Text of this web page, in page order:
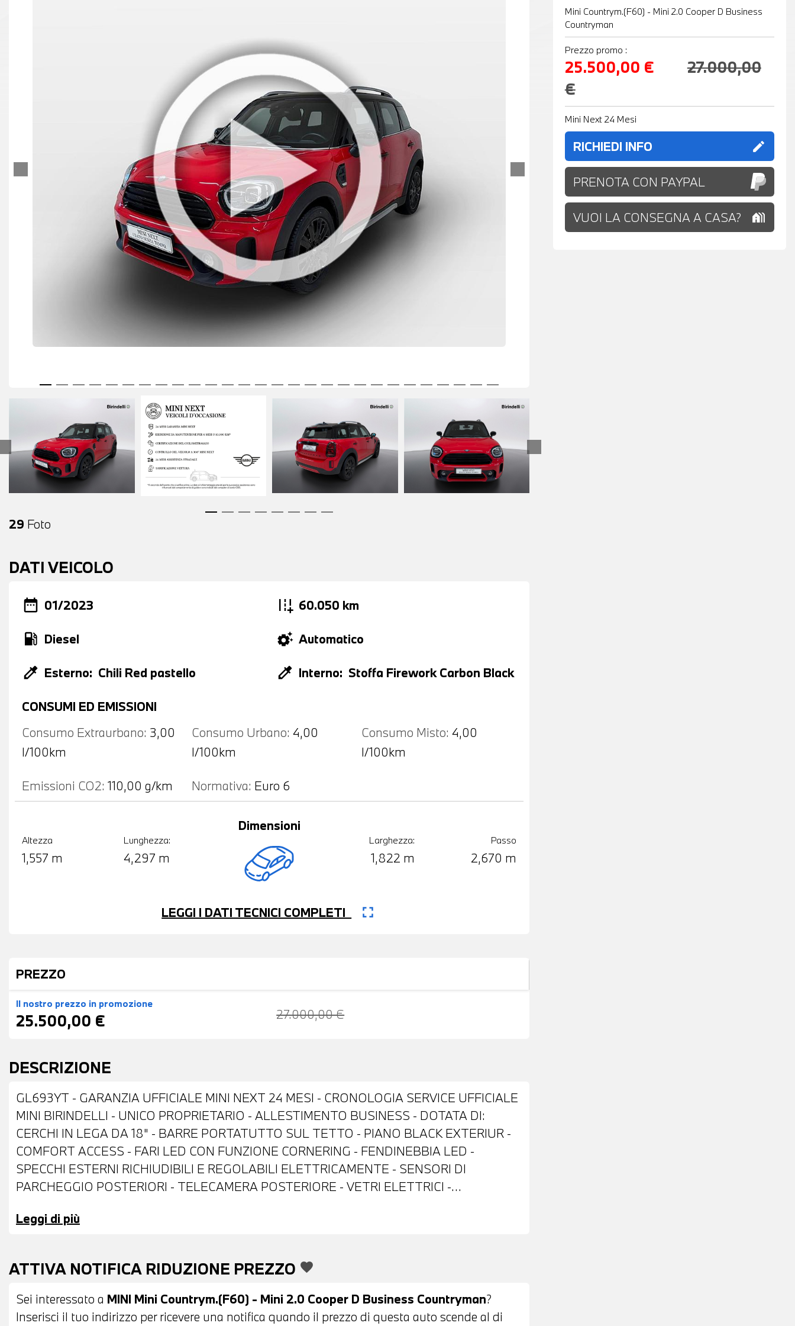
29 Foto
DATI VEICOLO
date_range 01/2023 add_road 60.050 km
local_gas_station Diesel settings_suggestAutomatico
colorize Esterno: Chili Red pastello colorize Interno: Stoffa Firework Carbon Black
CONSUMI ED EMISSIONI
Consumo Extraurbano: 3,00
l/100km
Consumo Urbano: 4,00
l/100km
Consumo Misto: 4,00
l/100km
Emissioni CO2: 110,00 g/km Normativa: Euro 6
Altezza
1,557 m
Lunghezza:
4,297 m
Dimensioni
Larghezza:
1,822 m
Passo
2,670 m
LEGGI I DATI TECNICI COMPLETI fullscreen
PREZZO
Il nostro prezzo in promozione
25.500,00 € 27.000,00 €
DESCRIZIONE
GL693YT - GARANZIA UFFICIALE MINI NEXT 24 MESI - CRONOLOGIA SERVICE UFFICIALE
MINI BIRINDELLI - UNICO PROPRIETARIO - ALLESTIMENTO BUSINESS - DOTATA DI:
CERCHI IN LEGA DA 18" - BARRE PORTATUTTO SUL TETTO - PIANO BLACK EXTERIUR -
COMFORT ACCESS - FARI LED CON FUNZIONE CORNERING - FENDINEBBIA LED -
SPECCHI ESTERNI RICHIUDIBILI E REGOLABILI ELETTRICAMENTE - SENSORI DI
PARCHEGGIO POSTERIORI - TELECAMERA POSTERIORE - VETRI ELETTRICI -
DIGITALE DAB - CRUISE CONTROL - LIMITATORE DI VELOCITA' - MINI DRIVE MODES -
SATELLITARE - SISTEMA DI RICARICA WIRELESS TELEFONO - MONITOR CON DISPLAY A
COLORI TOUCHSCREEN - COMPUTER DI BORDO - INDICATORE PRESSIONE PNEUMATICI
- CHIAMATA DI EMERGENZA INTELLIGENTE - TELESERVICES - BRACCIOLO CENTRALE
ANTERIORE - RIVESTIMENTO CIELO COLOR ANTRACITE - SEDILI IN STOFFA ANTRACITE
Leggi di più
ATTIVA NOTIFICA RIDUZIONE PREZZO favorite
Sei interessato a MINI Mini Countrym.(F60) - Mini 2.0 Cooper D Business Countryman?
Inserisci il tuo indirizzo per ricevere una notifica quando il prezzo di questa auto scende al di
Mini Countrym.(F60) - Mini 2.0 Cooper D Business
Countryman
Prezzo promo :
25.500,00 €
27.000,00
€
Mini Next 24 Mesi
RICHIEDI INFO edit
PRENOTA CON PAYPAL
VUOI LA CONSEGNA A CASA? holiday_village